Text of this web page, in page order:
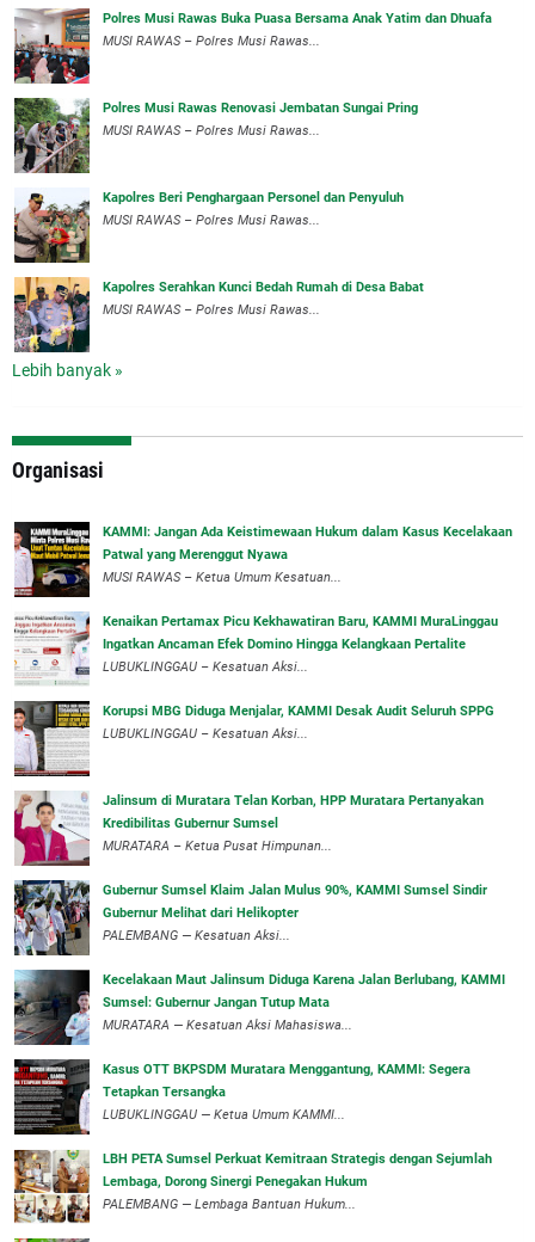
Polres Musi Rawas Buka Puasa Bersama Anak Yatim dan Dhuafa
MUSI RAWAS – Polres Musi Rawas...
Polres Musi Rawas Renovasi Jembatan Sungai Pring
MUSI RAWAS – Polres Musi Rawas...
Kapolres Beri Penghargaan Personel dan Penyuluh
MUSI RAWAS – Polres Musi Rawas...
Kapolres Serahkan Kunci Bedah Rumah di Desa Babat
MUSI RAWAS – Polres Musi Rawas...
Lebih banyak »
Organisasi
‎KAMMI: Jangan Ada Keistimewaan Hukum dalam Kasus Kecelakaan
Patwal yang Merenggut Nyawa
‎MUSI RAWAS – Ketua Umum Kesatuan...
‎Kenaikan Pertamax Picu Kekhawatiran Baru, KAMMI MuraLinggau
Ingatkan Ancaman Efek Domino Hingga Kelangkaan Pertalite
‎LUBUKLINGGAU – Kesatuan Aksi...
Korupsi MBG Diduga Menjalar, KAMMI Desak Audit Seluruh SPPG
‎LUBUKLINGGAU – Kesatuan Aksi...
‎Jalinsum di Muratara Telan Korban, HPP Muratara Pertanyakan
Kredibilitas Gubernur Sumsel
MURATARA – Ketua Pusat Himpunan...
‎Gubernur Sumsel Klaim Jalan Mulus 90%, KAMMI Sumsel Sindir
Gubernur Melihat dari Helikopter
‎PALEMBANG — Kesatuan Aksi...
‎Kecelakaan Maut Jalinsum Diduga Karena Jalan Berlubang, KAMMI
Sumsel: Gubernur Jangan Tutup Mata
‎MURATARA — Kesatuan Aksi Mahasiswa...
‎Kasus OTT BKPSDM Muratara Menggantung, KAMMI: Segera
Tetapkan Tersangka
‎LUBUKLINGGAU — Ketua Umum KAMMI...
LBH PETA Sumsel Perkuat Kemitraan Strategis dengan Sejumlah
Lembaga, Dorong Sinergi Penegakan Hukum
PALEMBANG — Lembaga Bantuan Hukum...